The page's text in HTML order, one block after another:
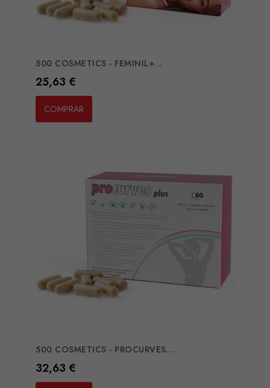
500 COSMETICS - FEMINIL+...
Preço
25,63 €
COMPRAR
500 COSMETICS - PROCURVES...
Preço
32,63 €